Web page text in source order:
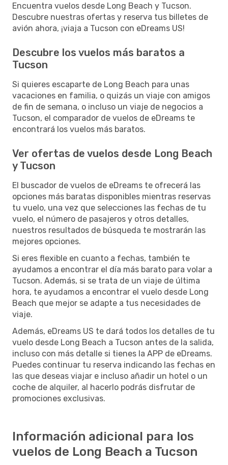
Encuentra vuelos desde Long Beach y Tucson.
Descubre nuestras ofertas y reserva tus billetes de
avión ahora, ¡viaja a Tucson con eDreams US!
Descubre los vuelos más baratos a
Tucson
Si quieres escaparte de Long Beach para unas
vacaciones en familia, o quizás un viaje con amigos
de fin de semana, o incluso un viaje de negocios a
Tucson, el comparador de vuelos de eDreams te
encontrará los vuelos más baratos.
Ver ofertas de vuelos desde Long Beach
y Tucson
El buscador de vuelos de eDreams te ofrecerá las
opciones más baratas disponibles mientras reservas
tu vuelo, una vez que selecciones las fechas de tu
vuelo, el número de pasajeros y otros detalles,
nuestros resultados de búsqueda te mostrarán las
mejores opciones.
Si eres flexible en cuanto a fechas, también te
ayudamos a encontrar el día más barato para volar a
Tucson. Además, si se trata de un viaje de última
hora, te ayudamos a encontrar el vuelo desde Long
Beach que mejor se adapte a tus necesidades de
viaje.
Además, eDreams US te dará todos los detalles de tu
vuelo desde Long Beach a Tucson antes de la salida,
incluso con más detalle si tienes la APP de eDreams.
Puedes continuar tu reserva indicando las fechas en
las que deseas viajar e incluso añadir un hotel o un
coche de alquiler, al hacerlo podrás disfrutar de
promociones exclusivas.
Información adicional para los
vuelos de Long Beach a Tucson